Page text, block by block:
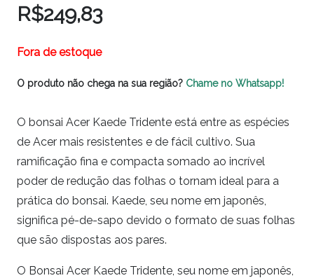
R$249,83
Fora de estoque
O produto não chega na sua região? Chame no Whatsapp!
O bonsai Acer Kaede Tridente está entre as espécies
de Acer mais resistentes e de fácil cultivo. Sua
ramificação fina e compacta somado ao incrível
poder de redução das folhas o tornam ideal para a
prática do bonsai. Kaede, seu nome em japonês,
significa pé-de-sapo devido o formato de suas folhas
que são dispostas aos pares.
O Bonsai Acer Kaede Tridente, seu nome em japonês,